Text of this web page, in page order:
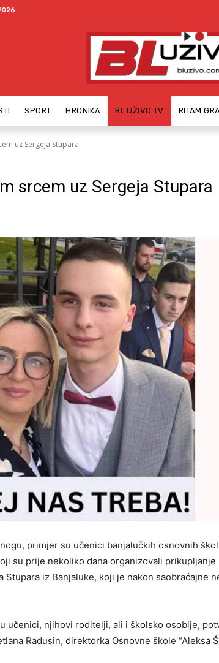
SPORT HRONIKA BL UŽIVO TV RITAM
uz Sergeja Stupara
srcem uz Sergeja Stupara
primjer su učenici banjalučkih osnovnih
su prije nekoliko dana organizovali prikupljanje
iz Banjaluke, koji je nakon saobraćajne
učenici, njihovi roditelji, ali i školsko osoblje,
Radusin, direktorka Osnovne škole “Aleksa